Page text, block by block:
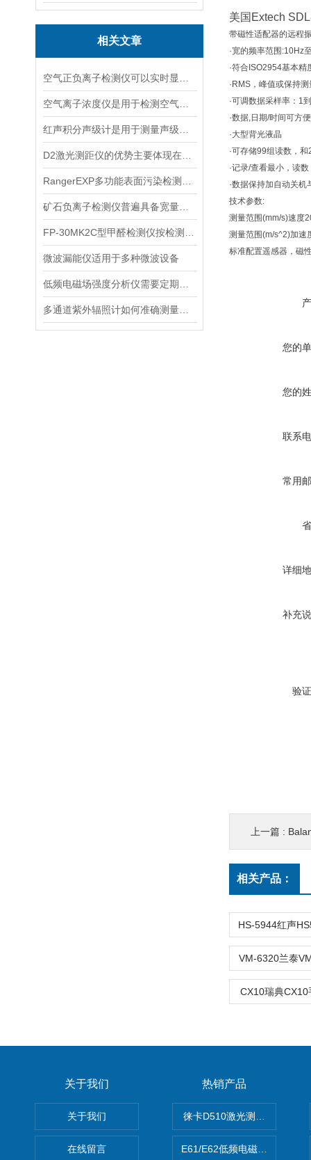
相关文章
微波漏能仪适用于多种微波设备
美国Extech
带磁性适配器的远程
·宽的频率范围:10Hz
·符合ISO2954基本
·RMS，峰值或保持
·可调数据采样率：1
·数据,日期/时间可方
·大型背光液晶
·可存储99组读数，
·记录/查看最小，读数
·数据保持加自动关机
技术参数:
测量范围(mm/s)速度
测量范围(m/s^2)加速
标准配置遥感器，磁
您的
您的
联系
常用
详细
补充
验
上一篇 :
相关产品：
VM-6320兰泰
CX10瑞典
关于我们
关于我们
在线留言
热销产品
徕卡D510激光测距仪
E61/E62低频电磁场强度分析